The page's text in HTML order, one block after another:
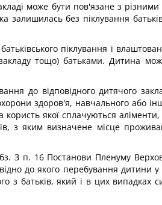
може бути пов'язане з
без піклування
піклування і
тощо) батьками. Дитина
до відповідного дитячого
здоров'я, навчального або
якої сплачуються
з яким визначене місце
З п. 16 Постанови Пленуму
до якого перебування дитини
з батьків, який і в цих